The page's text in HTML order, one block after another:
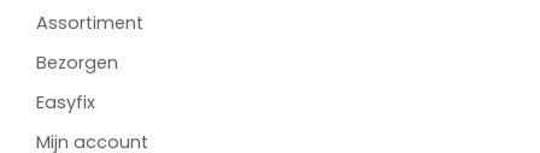
Assortiment
Bezorgen
Easyfix
Mijn account